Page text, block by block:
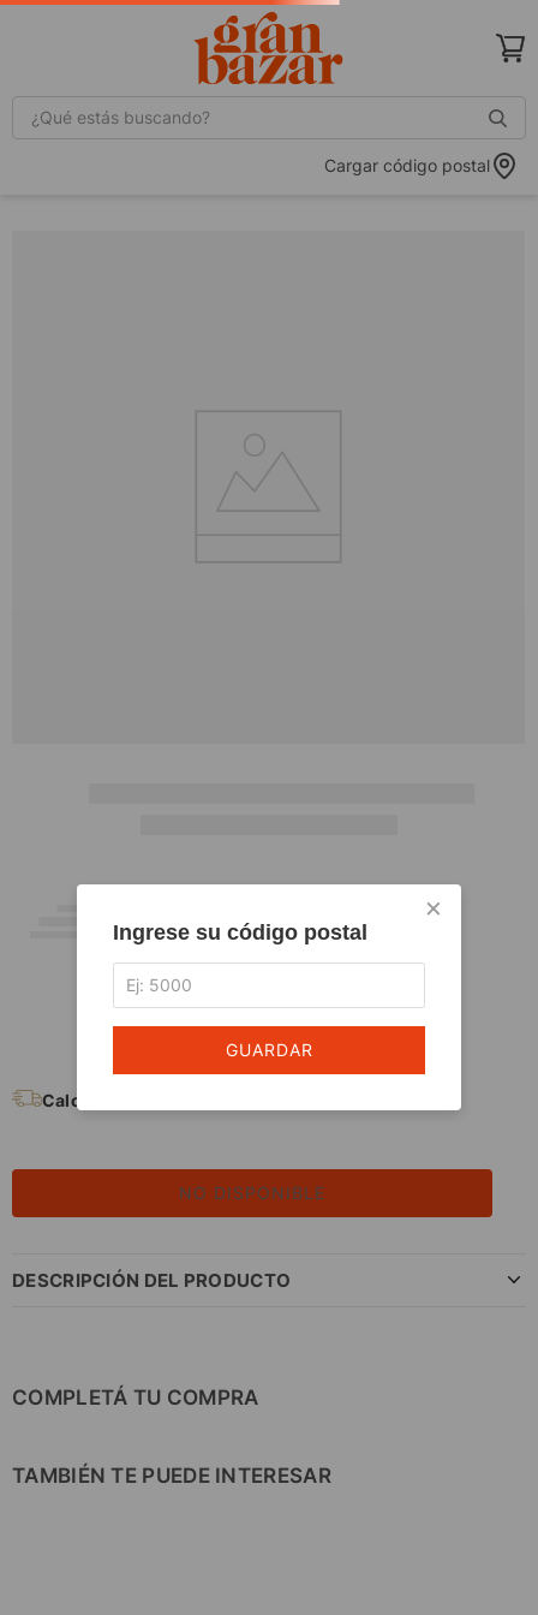
¿Qué estás buscando?
Cargar código postal
×
Ingrese su código postal
GUARDAR
Calculá tu Envío
NO DISPONIBLE
DESCRIPCIÓN DEL PRODUCTO
COMPLETÁ TU COMPRA
TAMBIÉN TE PUEDE INTERESAR